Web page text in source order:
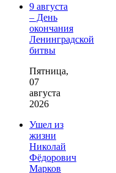
9 августа
– День
окончания
Ленинградской
битвы
Пятница,
07
августа
2026
Ушел из
жизни
Николай
Фёдорович
Марков